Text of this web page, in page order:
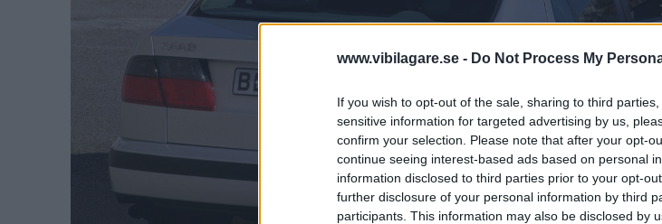
www.vibilagare.se - Do Not Process My
If you wish to opt-out of the sale, sharing to third
sensitive information for targeted advertising by us,
confirm your selection. Please note that after your opt-
continue seeing interest-based ads based on personal
information disclosed to third parties prior to your opt-
further disclosure of your personal information by third
participants. This information may also be disclosed by